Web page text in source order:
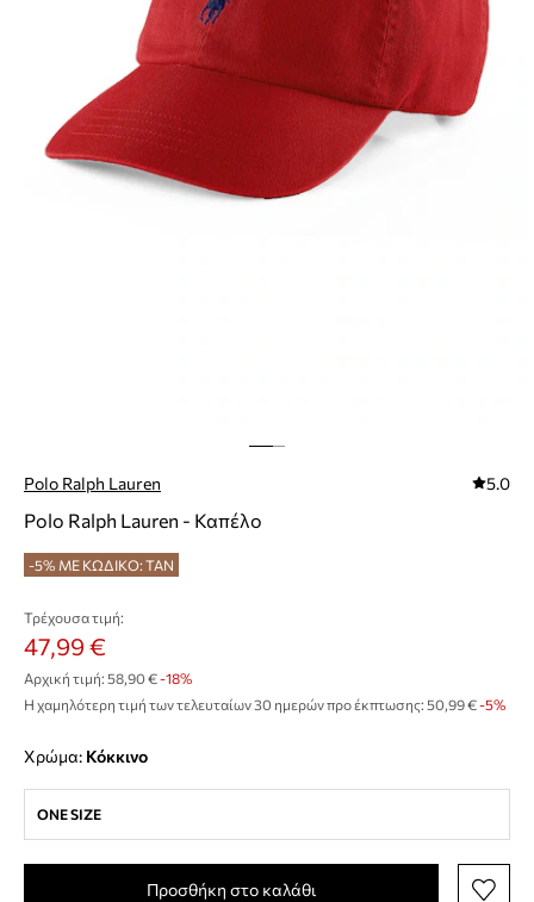
Polo Ralph Lauren 5.0
Polo Ralph Lauren - Καπέλο
-5% ΜΕ ΚΩΔΙΚΟ: TAN
Τρέχουσα τιμή:
47,99 €
Αρχική τιμή: 58,90 €-18%
Η χαμηλότερη τιμή των τελευταίων 30 ημερών προ έκπτωσης: 50,99 € -5%
Χρώμα: κόκκινο
ONE SIZE
Προσθήκη στο καλάθι